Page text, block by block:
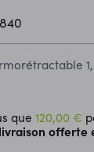
que120,00 €
offerte